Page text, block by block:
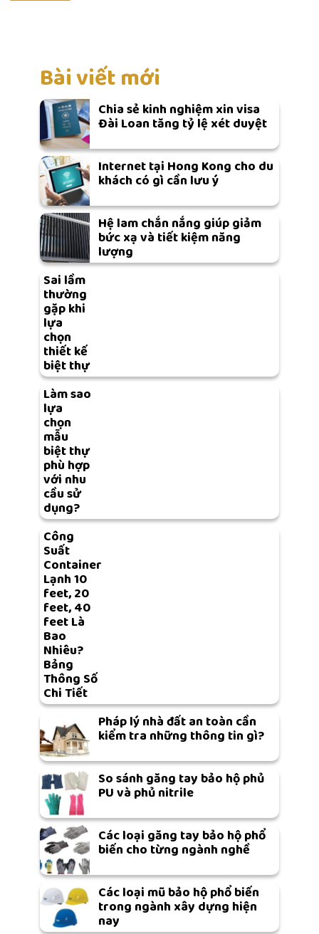
Bài viết mới
Chia sẻ kinh nghiệm xin visa
Đài Loan tăng tỷ lệ xét duyệt
Internet tại Hong Kong cho du
khách có gì cần lưu ý
Hệ lam chắn nắng giúp giảm
bức xạ và tiết kiệm năng
lượng
Sai lầm
thường
gặp khi
lựa
chọn
thiết kế
biệt thự
Làm sao
lựa
chọn
mẫu
biệt thự
phù hợp
với nhu
cầu sử
dụng?
Công
Suất
Container
Lạnh 10
feet, 20
feet, 40
feet Là
Bao
Nhiêu?
Bảng
Thông Số
Chi Tiết
Pháp lý nhà đất an toàn cần
kiểm tra những thông tin gì?
So sánh găng tay bảo hộ phủ
PU và phủ nitrile
Các loại găng tay bảo hộ phổ
biến cho từng ngành nghề
Các loại mũ bảo hộ phổ biến
trong ngành xây dựng hiện
nay